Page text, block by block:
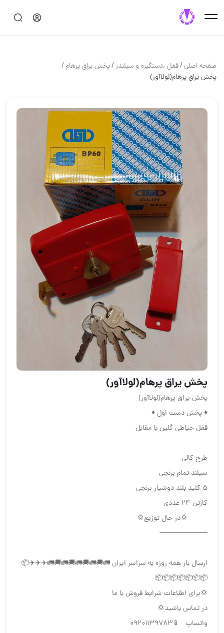
صفحه اصلی/قفل ،دستگيره و سيلندر/پخش یراق پرهام/
پخش یراق پرهام(لولاآور)
پخش یراق پرهام(لولاآور)
پخش یراق پرهام(لولاآور)
♦️ پخش دست اول ♦️
قفل حیاطی گلین با مقابل
طرح کالی
سیلند تمام برنجی
۵ کلید بلند دوشیار برنجی
کارتن ۲۴ عددی
💢در حال توزیع💢
------------------------
ارسال بار همه روزه به سراسر ایران 🚛🚚🚛🚚🚛🚚🚛🚚🚛✈️✈️✈️📦
📦📦📦📦📦📦📦
💢برای اطلاعات شرایط فروش با ما
در تماس باشید💢
واتساپ 📱۰۹۲۰۱۱۳۹۷۸۳